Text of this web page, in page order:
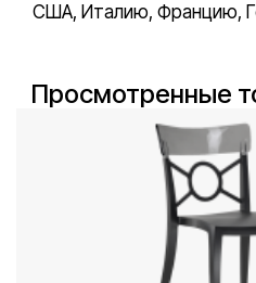
США, Италию, Францию,
Просмотренные